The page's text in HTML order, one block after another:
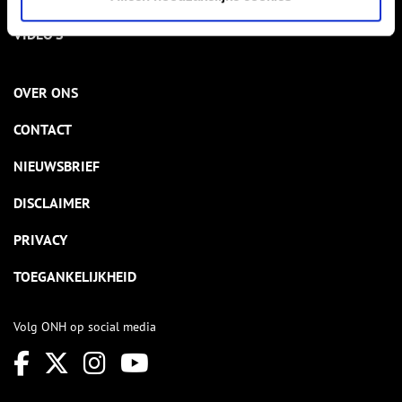
VIDEO’S
OVER ONS
CONTACT
NIEUWSBRIEF
DISCLAIMER
PRIVACY
TOEGANKELIJKHEID
Volg ONH op social media